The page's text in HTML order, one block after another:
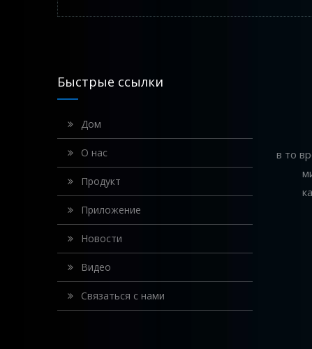
Быстрые ссылки
Дом
О нас
Продукт
Приложение
Новости
Видео
Связаться с нами
в то